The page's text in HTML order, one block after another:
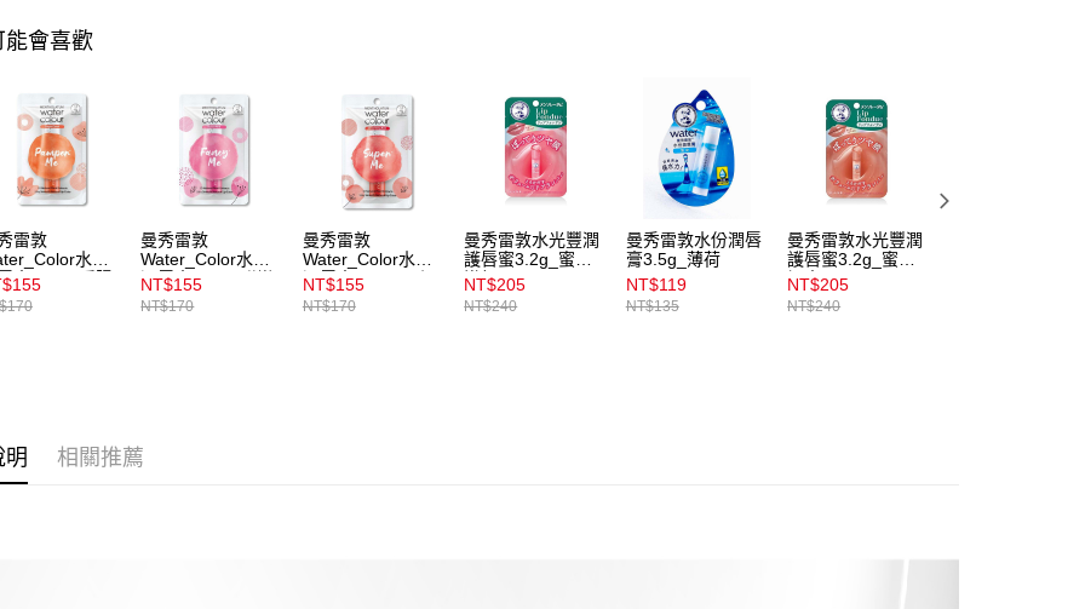
【注意事項】
1.本服務係由「台灣大哥大股份有限公司」（以下簡稱本公司）所提供，讓
用戶於交易時，得透過本服務購買商品或服務，並由商店將買賣／分期付
款買賣價金債權讓與本公司後，依約使用本公司帳單繳交帳款。
2.基於同意付款使用「大哥付你分期」之契約關係目的，商店將以您的個人
資料（包含姓名、電話或地址）提供予台灣大哥大進項蒐集、處理及利
用，由本公司與您本人進行分期帳單所需資料之確認、核對及更正。
3.完整用戶服務條款，請詳閱以下連結：https://oppay.tw/userRule
每筆NT$100，滿NT$899(含以上)免運費
付款後7-11取貨
每筆NT$100，滿NT$899(含以上)免運費
每筆NT$100，滿NT$899(含以上)免運費
付款後門市自取
能會喜歡
雷敦
水彩
膏3g_02暖陽
曼秀雷敦
Water_Color水彩
潤唇膏3g_03甜戀
粉
NT$155
NT$170
曼秀雷敦
Water_Color水彩
潤唇膏3g_01閃耀
紅
NT$155
NT$170
曼秀雷敦水光豐潤
護唇蜜3.2g_蜜光
嫩粉
NT$205
NT$240
曼秀雷敦水份潤唇
膏3.5g_薄荷
NT$119
NT$135
曼秀雷敦水光豐潤
護唇蜜3.2g_蜜光
裸杏
NT$205
NT$240
明 相關推薦